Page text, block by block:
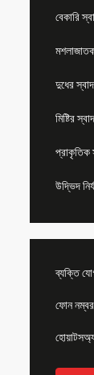
বেকারি
দুধের স্বাদ
মিষ্টির স্বাদ
প্রাকৃতিক
উদ্ভিদ
ব্যক্তি
ফোন